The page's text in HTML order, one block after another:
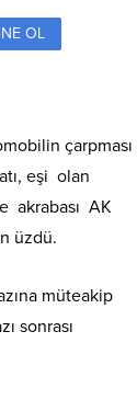
OL
çarpması
eşi olan
akrabası AK
üzdü.
müteakip
sonrası